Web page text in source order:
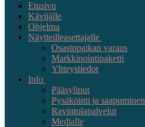
Etusivu
Kävijälle
Ohjelma
Näytteilleasettajalle
Osastopaikan varaus
Markkinointipaketti
Yhteystiedot
Info
Pääsyliput
Pysäköinti ja saapuminen
Ravintolapalvelut
Medialle